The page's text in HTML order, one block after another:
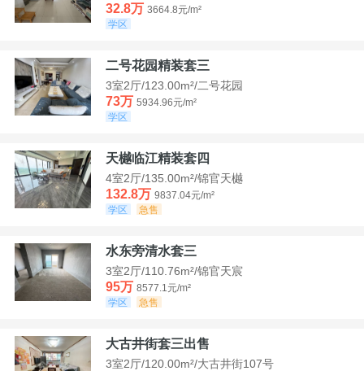
32.8万 3664.8元/m²
学区
二号花园精装套三
3室2厅/123.00m²/二号花园
73万 5934.96元/m²
学区
天樾临江精装套四
4室2厅/135.00m²/锦官天樾
132.8万 9837.04元/m²
学区
急售
水东旁清水套三
3室2厅/110.76m²/锦官天宸
95万 8577.1元/m²
学区
急售
大古井街套三出售
3室2厅/120.00m²/大古井街107号